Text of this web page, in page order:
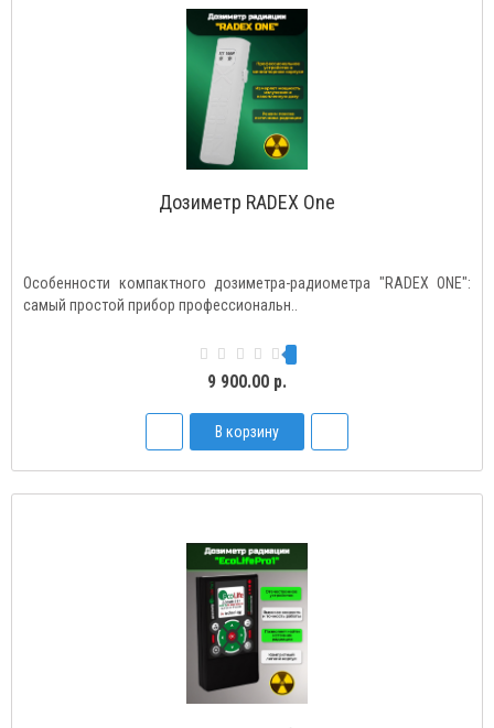
Дозиметр RADEX One
Особенности компактного дозиметра-радиометра "RADEX ONE":
самый простой прибор профессиональн..
9 900.00 р.
В корзину